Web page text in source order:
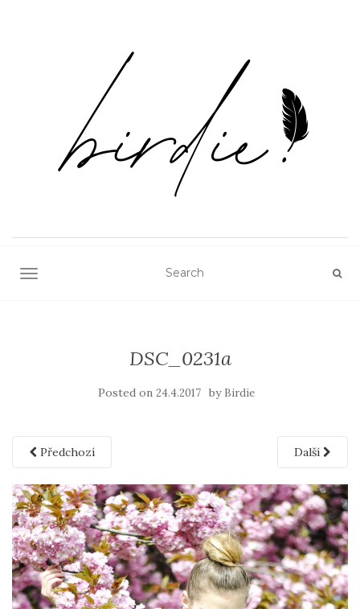
TOGGLE NAVIGATION
DSC_0231a
Posted on 24.4.2017 by Birdie
Předchozí Další